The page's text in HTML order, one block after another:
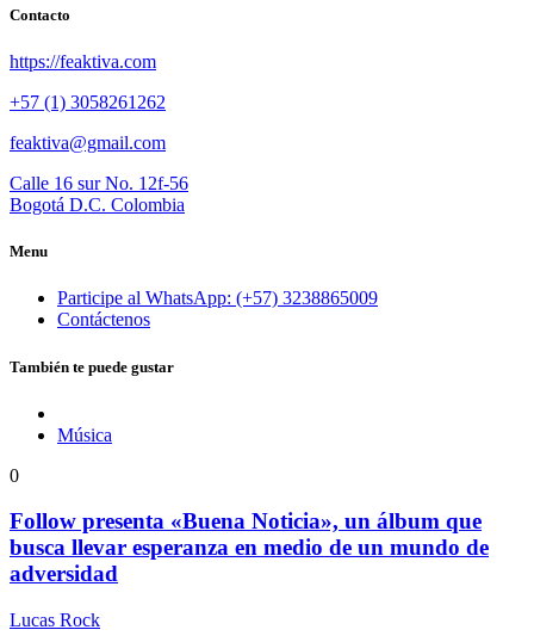
Contacto
https://feaktiva.com
+57 (1) 3058261262
feaktiva@gmail.com
Calle 16 sur No. 12f-56
Bogotá D.C. Colombia
Menu
Participe al WhatsApp: (+57) 3238865009
Contáctenos
También te puede gustar
Música
0
Follow presenta «Buena Noticia», un álbum que
busca llevar esperanza en medio de un mundo de
adversidad
Lucas Rock